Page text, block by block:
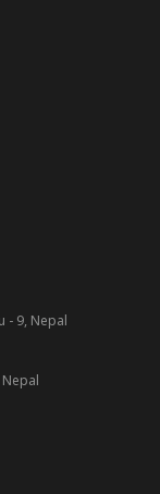
- 9, Nepal